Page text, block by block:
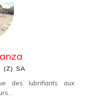
(Z) SA
des lubrifiants aux